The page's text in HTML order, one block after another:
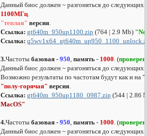
Данный биос должен ~ разгоняться до следующих
1100МГц.
"теплая" версия.
Ссылка: gt640m_950up1100.zip (764 | 2.9 Mb)
Ссылка:
3.Частотыбазовая -950,память - 1000. (
Данный биос должен ~ разгоняться до следующих
Возможно результаты по частотам будут как и на
"полу-горячая" версия.
Ссылка: gt640m_950up1180_0987.zip (544 | 2.86
MacOS"
4.Частотыбазовая -950,память - 1000. (
Данный биос должен ~ разгоняться до следующих